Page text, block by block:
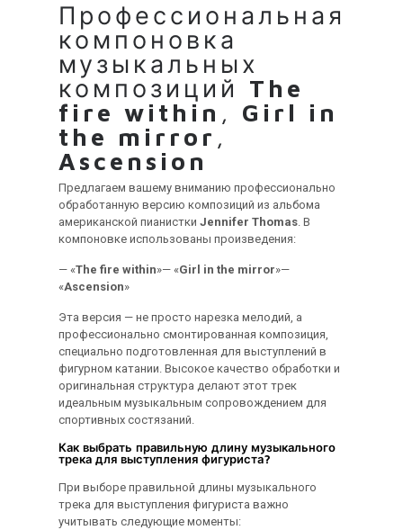
Профессиональная
компоновка
музыкальных
композиций The
fire within , Girl in
the mirror ,
Ascension
Предлагаем вашему вниманию профессионально
обработанную версию композиций из альбома
американской пианистки Jennifer Thomas. В
компоновке использованы произведения:
— «The fire within»— «Girl in the mirror»—
«Ascension»
Эта версия — не просто нарезка мелодий, а
профессионально смонтированная композиция,
специально подготовленная для выступлений в
фигурном катании. Высокое качество обработки и
оригинальная структура делают этот трек
идеальным музыкальным сопровождением для
спортивных состязаний.
Как выбрать правильную длину музыкального
трека для выступления фигуриста?
При выборе правильной длины музыкального
трека для выступления фигуриста важно
учитывать следующие моменты: